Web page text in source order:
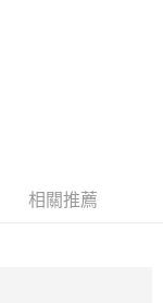
相關推薦